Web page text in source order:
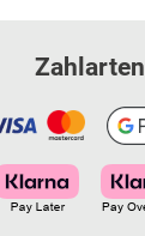
Zahlarten